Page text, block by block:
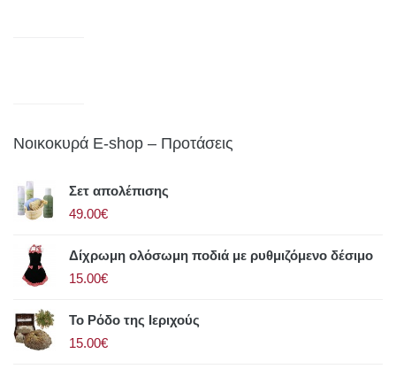
Νοικοκυρά E-shop – Προτάσεις
Σετ απολέπισης
49.00€
Δίχρωμη ολόσωμη ποδιά με ρυθμιζόμενο δέσιμο
15.00€
Το Ρόδο της Ιεριχούς
15.00€